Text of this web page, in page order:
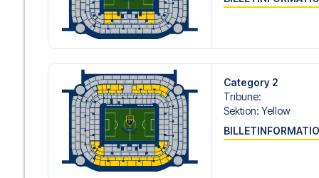
Vi tilbyder fodboldpakker til Milan både med og uden
ønsker dette.
Hvis du derimod vælger en af vores komplette pakker
og fokusere på at nyde fodboldoplevelsen.
Sikker booking og personlig service
Din sikkerhed og oplevelse er vores højeste prioritet. Vi
din fodboldpakke og står klar med personlig service
ellerher, hvis du har brug for hjælp til at bestille rejsen.
Er du klar til at rejse til Milano og opleve stjernerne fra
Category 2
Tribune:
Sektion: Yellow